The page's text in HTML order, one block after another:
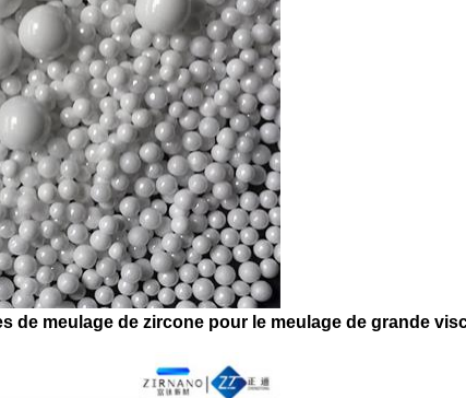
de meulage de zircone pour le meulage de grande